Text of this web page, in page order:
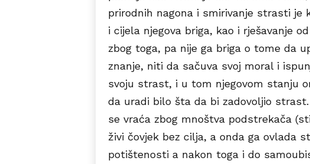
prirodnih nagona i smirivanje strasti je
i cijela njegova briga, kao i rješavanje
zbog toga, pa nije ga briga o tome da
znanje, niti da sačuva svoj moral i
svoju strast, i u tom njegovom stanju
da uradi bilo šta da bi zadovoljio
se vraća zbog mnoštva podstrekača
živi čovjek bez cilja, a onda ga ovlada
potištenosti a nakon toga i do